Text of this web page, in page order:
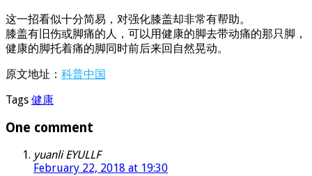
这一招看似十分简易，对强化膝盖却非常有帮助。
膝盖有旧伤或脚痛的人，可以用健康的脚去带动痛的那只脚，
健康的脚托着痛的脚同时前后来回自然晃动。
原文地址： 科普中国
Tags 健康
One comment
yuanli EYULLF
February 22, 2018 at 19:30